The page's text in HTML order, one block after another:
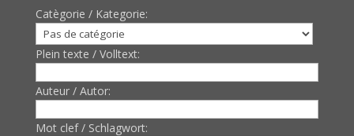
Catègorie / Kategorie:
Plein texte / Volltext:
Auteur / Autor:
Mot clef / Schlagwort: